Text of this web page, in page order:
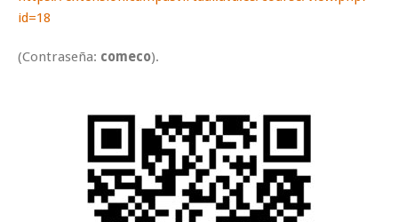
id=18
(Contraseña: comeco).